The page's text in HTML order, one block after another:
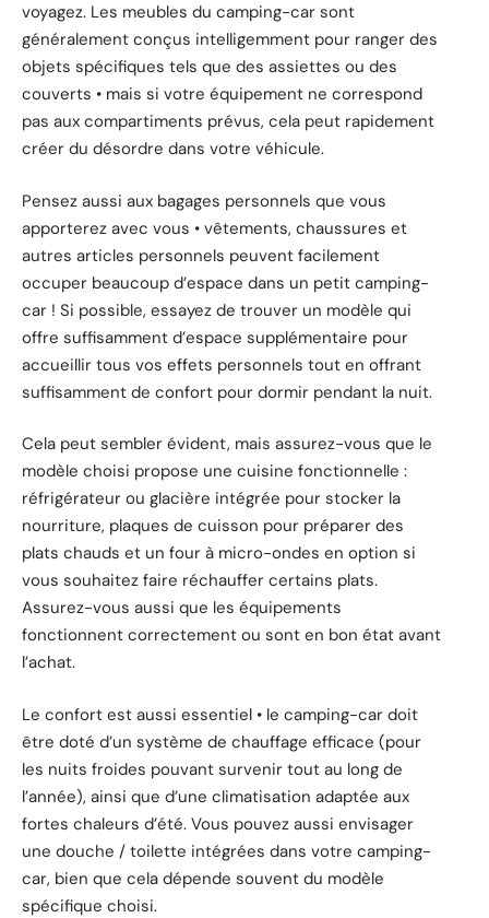
voyagez. Les meubles du camping-car sont
généralement conçus intelligemment pour ranger des
objets spécifiques tels que des assiettes ou des
couverts • mais si votre équipement ne correspond
pas aux compartiments prévus, cela peut rapidement
créer du désordre dans votre véhicule.
Pensez aussi aux bagages personnels que vous
apporterez avec vous • vêtements, chaussures et
autres articles personnels peuvent facilement
occuper beaucoup d’espace dans un petit camping-
car ! Si possible, essayez de trouver un modèle qui
offre suffisamment d’espace supplémentaire pour
accueillir tous vos effets personnels tout en offrant
suffisamment de confort pour dormir pendant la nuit.
Cela peut sembler évident, mais assurez-vous que le
modèle choisi propose une cuisine fonctionnelle :
réfrigérateur ou glacière intégrée pour stocker la
nourriture, plaques de cuisson pour préparer des
plats chauds et un four à micro-ondes en option si
vous souhaitez faire réchauffer certains plats.
Assurez-vous aussi que les équipements
fonctionnent correctement ou sont en bon état avant
l’achat.
Le confort est aussi essentiel • le camping-car doit
être doté d’un système de chauffage efficace (pour
les nuits froides pouvant survenir tout au long de
l’année), ainsi que d’une climatisation adaptée aux
fortes chaleurs d’été. Vous pouvez aussi envisager
une douche / toilette intégrées dans votre camping-
car, bien que cela dépende souvent du modèle
spécifique choisi.